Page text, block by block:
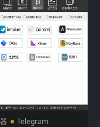
Telegram